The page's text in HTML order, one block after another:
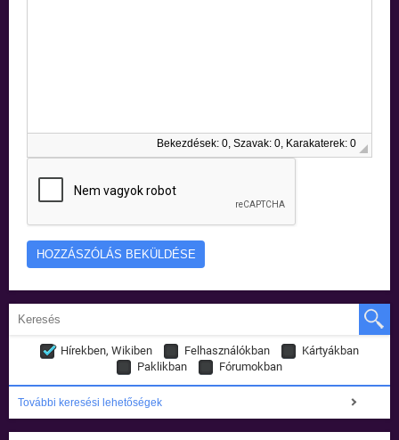
Bekezdések: 0, Szavak: 0, Karakaterek: 0
Hírekben, Wikiben Felhasználókban
Kártyákban
Paklikban
Fórumokban
További keresési lehetőségek